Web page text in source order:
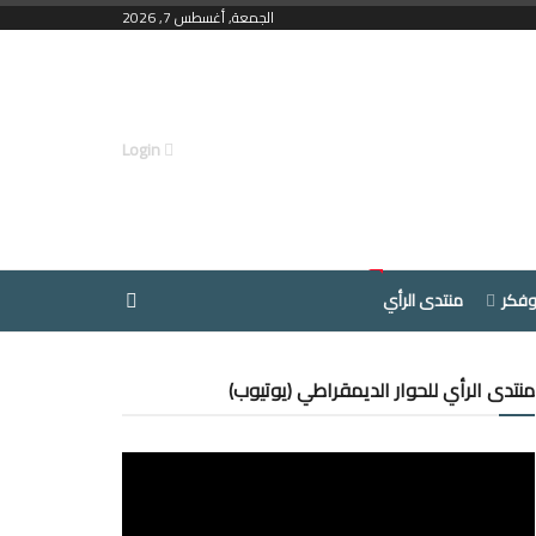
الجمعة, أغسطس 7, 2026
منتدى الرأي
منتدى الرأي للحوار الديمقراطي (يوتيوب)